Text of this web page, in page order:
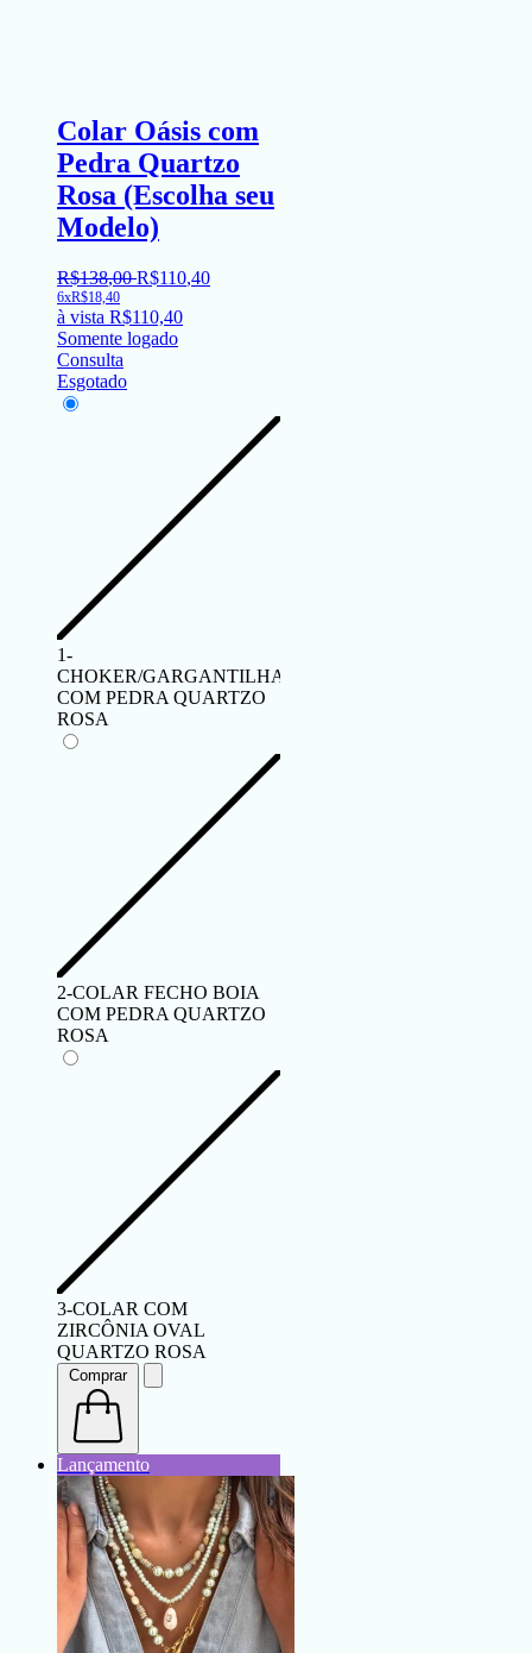
Colar Oásis com
Pedra Quartzo
Rosa (Escolha seu
Modelo)
R$138,00 R$110,40
6xR$18,40
à vista R$110,40
Somente logado
Consulta
Esgotado
1-
CHOKER/GARGANTILHA
COM PEDRA QUARTZO
ROSA
2-COLAR FECHO BOIA
COM PEDRA QUARTZO
ROSA
3-COLAR COM
ZIRCÔNIA OVAL
QUARTZO ROSA
Comprar